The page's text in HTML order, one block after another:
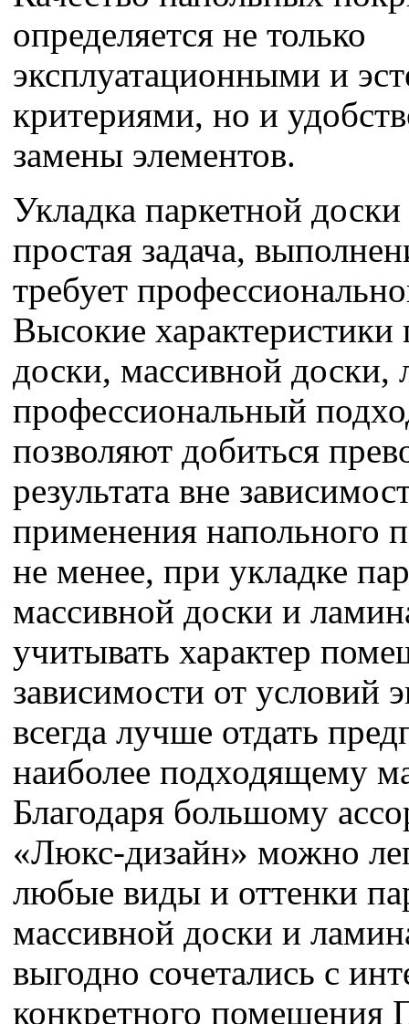
определяется не только
эксплуатационными и
критериями, но и
замены элементов.
Укладка паркетной
простая задача,
требует
Высокие характеристики
доски, массивной доски,
профессиональный
позволяют добиться
результата вне
применения напольного
не менее, при укладке
массивной доски и
учитывать характер
зависимости от условий
всегда лучше отдать
наиболее подходящему
Благодаря большому
«Люкс-дизайн» можно
любые виды и оттенки
массивной доски и
выгодно сочетались с
конкретного помещения